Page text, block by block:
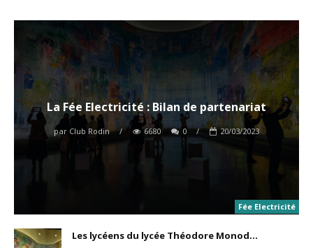
Fée Electricité
La Fée Electricité : Bilan de partenariat
par Club Rodin / 6680 0 / 20/03/2023
Les lycéens du lycée Théodore Monod...